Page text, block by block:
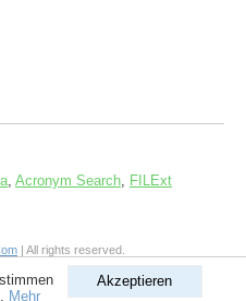
Acronym Search FILExt
Akzeptieren
Mehr
| All rights reserved.